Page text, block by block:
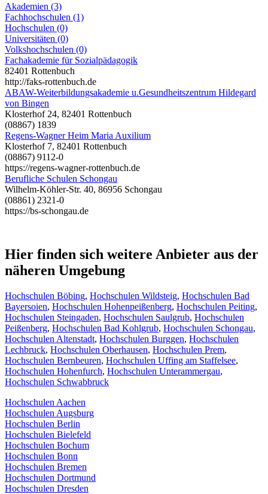
Akademien (3)
Fachhochschulen (1)
Hochschulen (0)
Universitäten (0)
Volkshochschulen (0)
Fachakademie für Sozialpädagogik
82401 Rottenbuch
http://faks-rottenbuch.de
ABAW-Weiterbildungsakademie u.Gesundheitszentrum Hildegard
von Bingen
Klosterhof 24, 82401 Rottenbuch
(08867) 1839
Regens-Wagner Heim Maria Auxilium
Klosterhof 7, 82401 Rottenbuch
(08867) 9112-0
https://regens-wagner-rottenbuch.de
Berufliche Schulen Schongau
Wilhelm-Köhler-Str. 40, 86956 Schongau
(08861) 2321-0
https://bs-schongau.de
Hier finden sich weitere Anbieter aus der
näheren Umgebung
Hochschulen Böbing, Hochschulen Wildsteig, Hochschulen Bad
Bayersoien, Hochschulen Hohenpeißenberg, Hochschulen Peiting,
Hochschulen Steingaden, Hochschulen Saulgrub, Hochschulen
Peißenberg, Hochschulen Bad Kohlgrub, Hochschulen Schongau,
Hochschulen Altenstadt, Hochschulen Burggen, Hochschulen
Lechbruck, Hochschulen Oberhausen, Hochschulen Prem,
Hochschulen Bernbeuren, Hochschulen Uffing am Staffelsee,
Hochschulen Hohenfurch, Hochschulen Unterammergau,
Hochschulen Schwabbruck
Hochschulen Aachen
Hochschulen Augsburg
Hochschulen Berlin
Hochschulen Bielefeld
Hochschulen Bochum
Hochschulen Bonn
Hochschulen Bremen
Hochschulen Dortmund
Hochschulen Dresden